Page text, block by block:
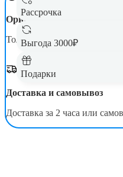
Рассрочка
Выгода 3000₽
Подарки
Оригинал
Только новая, оригинальная
Доставка и самовывоз
Доставка за 2 часа или